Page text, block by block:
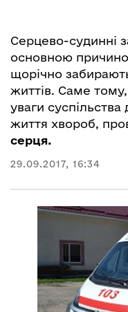
Серцево-судинні
основною
щорічно
життів. Саме
уваги
життя хвороб,
серця.
29.09.2017, 16:34